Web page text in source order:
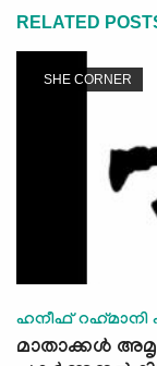
RELATED
SHE CORNER
ഹനീഫ് റഹ്‌മാനി
മാതാക്കള്‍